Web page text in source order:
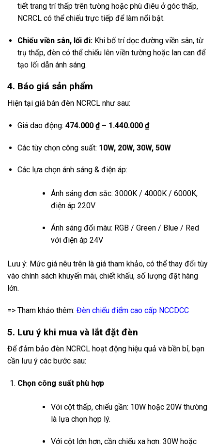
tiết trang trí thấp trên tường hoặc phù điêu ở góc thấp,
NCRCL có thể chiếu trực tiếp để làm nổi bật.
Chiếu viền sân, lối đi:Khi bố trí dọc đường viền sân, từ
trụ thấp, đèn có thể chiếu lên viền tường hoặc lan can để
tạo lối dẫn ánh sáng.
4. Báo giá sản phẩm
Hiện tại giá bán đèn NCRCL như sau:
Giá dao động: 474.000 ₫ – 1.440.000 ₫
Các tùy chọn công suất: 10W, 20W, 30W, 50W
Các lựa chọn ánh sáng & điện áp:
Ánh sáng đơn sắc: 3000K / 4000K / 6000K,
điện áp 220V
Ánh sáng đổi màu: RGB / Green / Blue / Red
với điện áp 24V
Lưu ý: Mức giá nêu trên là giá tham khảo, có thể thay đổi tùy
vào chính sách khuyến mãi, chiết khấu, số lượng đặt hàng
lớn.
=> Tham khảo thêm: Đèn chiếu điểm cao cấp NCCDCC
5. Lưu ý khi mua và lắt đặt đèn
Để đảm bảo đèn NCRCL hoạt động hiệu quả và bền bỉ, bạn
cần lưu ý các bước sau:
Chọn công suất phù hợp
Với cột thấp, chiếu gần: 10W hoặc 20W thường
là lựa chọn hợp lý.
Với cột lớn hơn, cần chiếu xa hơn: 30W hoặc